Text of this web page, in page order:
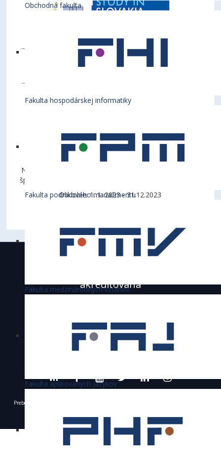
Obchodná fakulta
Fakulta hospodárskej informatiky
Fakulta podnikového manažmentu
Fakulta medzinárodných vzťahov
Fakulta aplikovaných jazykov
Názov projektu: Viacúčelová športová hala – univerzitné
športové centrum pri Ekonomickej univerzite v Bratislave
Obdobie: 1. 1. 2023 - 31.12.2023
akreditovaná
Preberanie textov, fotografií a iných materiálov je dovolené výhradne len s povolením
© 1940 - 2026 Ekonomická univerzita v Bratislave